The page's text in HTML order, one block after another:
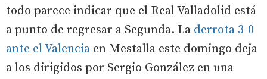
todo parece indicar que el Real Valladolid está
a punto de regresar a Segunda. La derrota 3-0
ante el Valencia en Mestalla este domingo deja
a los dirigidos por Sergio González en una